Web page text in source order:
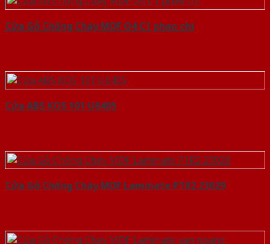
Cửa Gỗ Chống Cháy MDF O4 C1 phao chi
Cửa ABS KOS 101 U6405
Cửa Gỗ Chống Cháy MDF Laminate P1R2 23029